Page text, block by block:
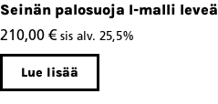
Seinän palosuoja I-malli leveä
210,00 € sis alv. 25,5%
Lue lisää